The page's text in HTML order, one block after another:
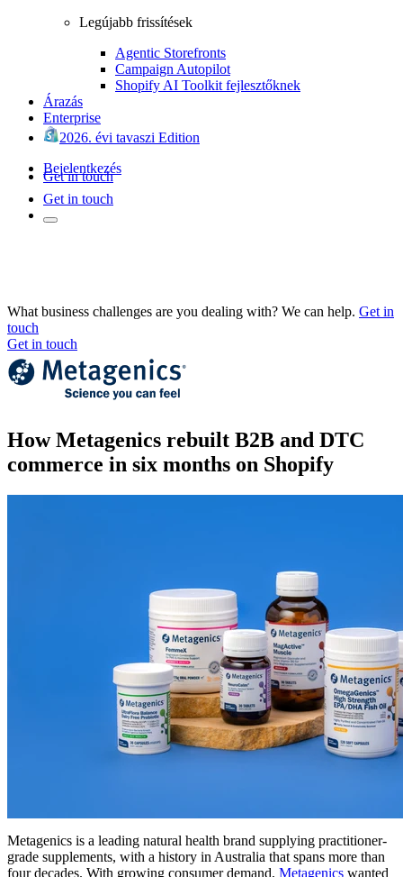
Legújabb frissítések
Agentic Storefronts
Campaign Autopilot
Shopify AI Toolkit fejlesztőknek
Árazás
Enterprise
2026. évi tavaszi Edition
Bejelentkezés
Get in touch
Get in touch
What business challenges are you dealing with? We can help. Get in
touch
Get in touch
How Metagenics rebuilt B2B and DTC
commerce in six months on Shopify
Metagenics is a leading natural health brand supplying practitioner-
grade supplements, with a history in Australia that spans more than
four decades. With growing consumer demand, Metagenics wanted